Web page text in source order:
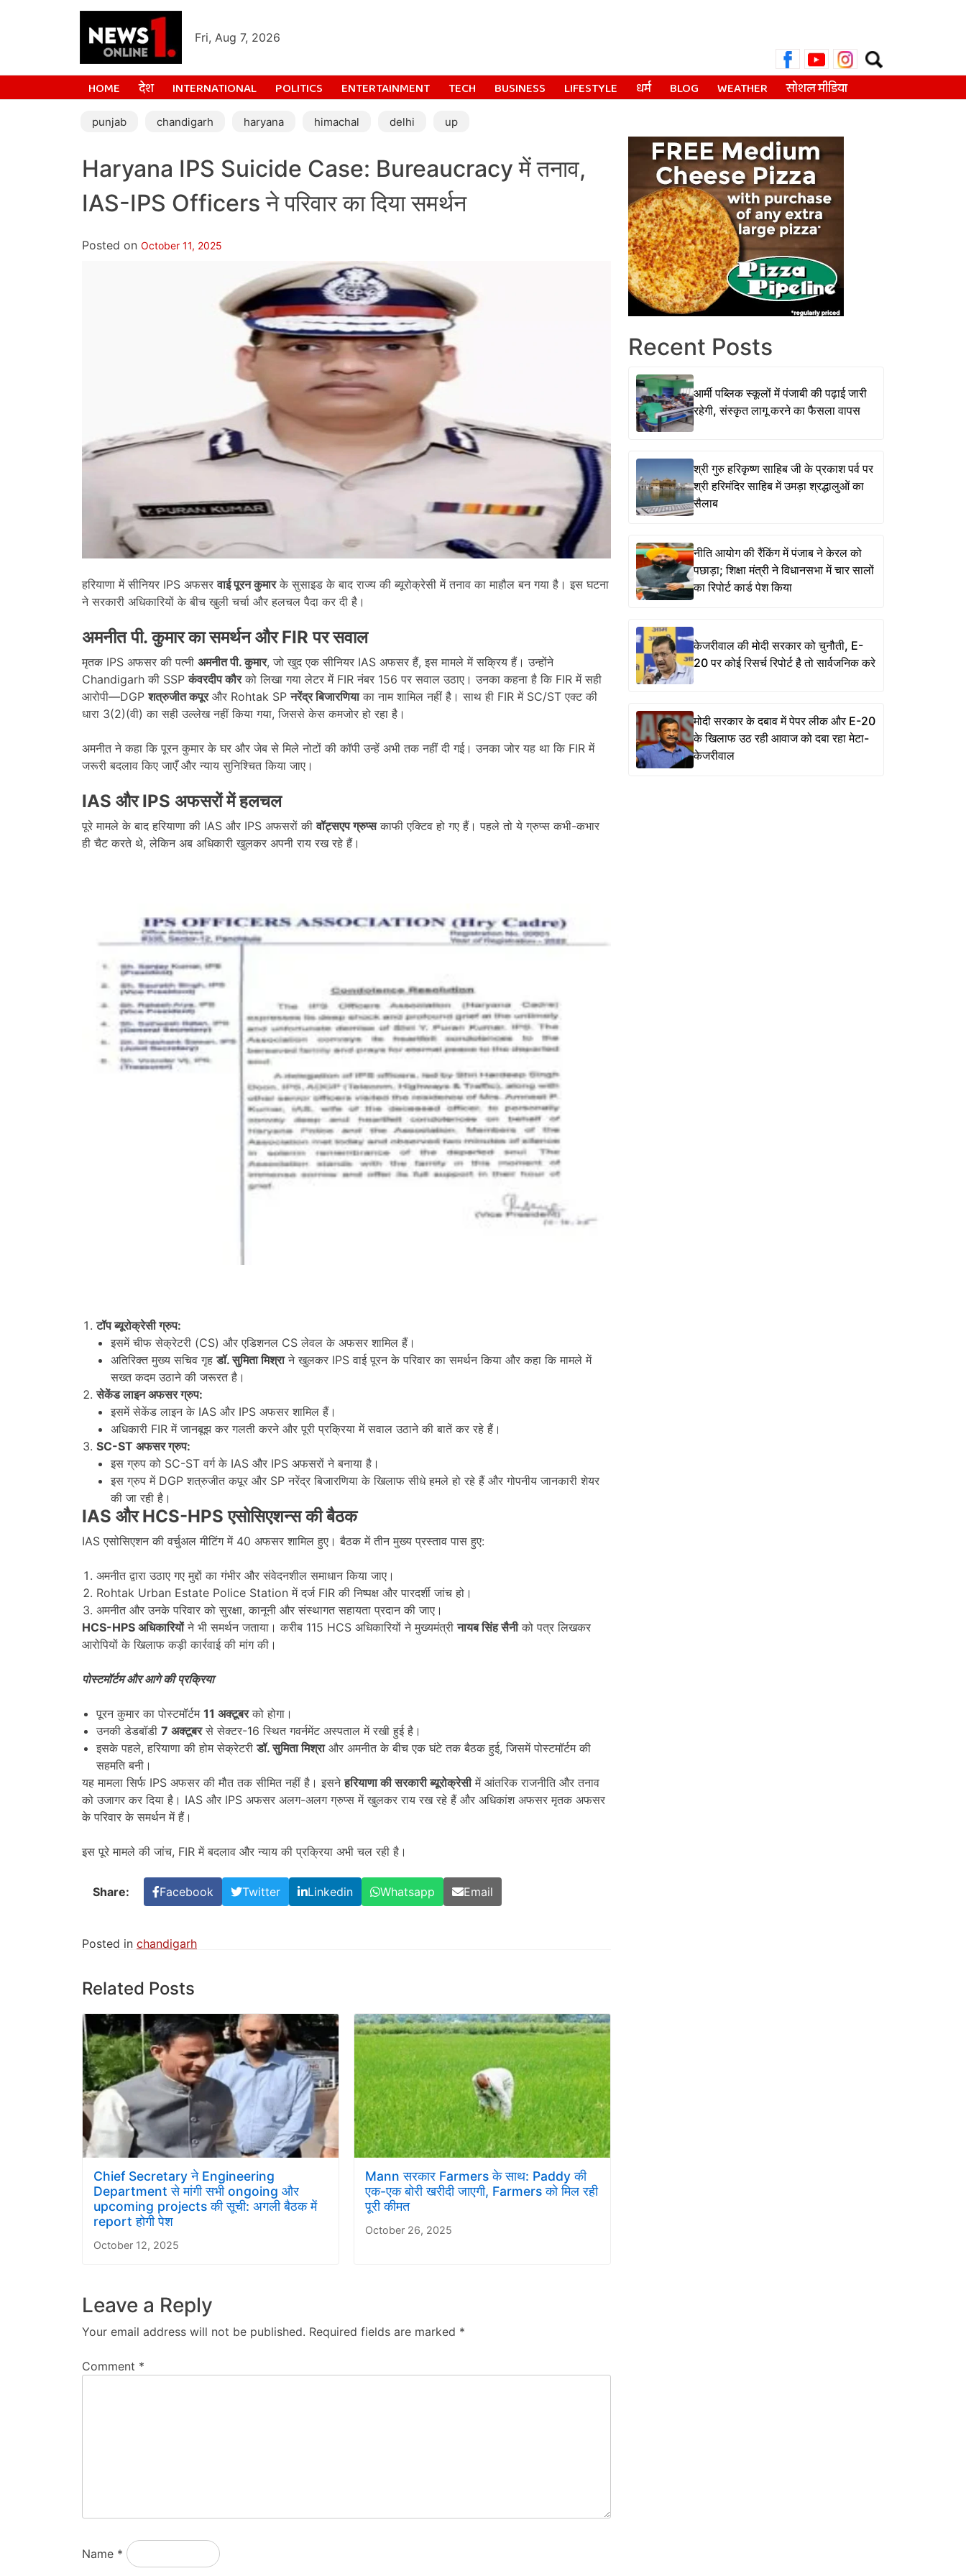
Fri, Aug 7, 2026
Search
for:
HOME देश INTERNATIONAL POLITICS ENTERTAINMENT TECH BUSINESS LIFESTYLE धर्म BLOG WEATHER सोशल मीडिया
punjab chandigarh haryana himachal delhi up
Haryana IPS Suicide Case: Bureaucracy में तनाव,
IAS-IPS Officers ने परिवार का दिया समर्थन
Posted on October 11, 2025
हरियाणा में सीनियर IPS अफसरवाई पूरन कुमारके सुसाइड के बाद राज्य की ब्यूरोक्रेसी में तनाव का माहौल बन गया है। इस घटना
ने सरकारी अधिकारियों के बीच खुली चर्चा और हलचल पैदा कर दी है।
अमनीत पी. कुमार का समर्थन औरFIR पर सवाल
मृतक IPS अफसर की पत्नी अमनीत पी. कुमार, जो खुद एक सीनियर IAS अफसर हैं, इस मामले में सक्रिय हैं। उन्होंने
Chandigarh की SSPकंवरदीप कौरको लिखा गया लेटर में FIR नंबर 156 पर सवाल उठाए। उनका कहना है कि FIR में सही
आरोपी—DGPशत्रुजीत कपूरऔर Rohtak SPनरेंद्र बिजारणियाका नाम शामिल नहीं है। साथ ही FIR में SC/ST एक्ट की
धारा 3(2)(वी) का सही उल्लेख नहीं किया गया, जिससे केस कमजोर हो रहा है।
अमनीत ने कहा कि पूरन कुमार के घर और जेब से मिले नोटों की कॉपी उन्हें अभी तक नहीं दी गई। उनका जोर यह था कि FIR में
जरूरी बदलाव किए जाएँ और न्याय सुनिश्चित किया जाए।
IAS और IPS अफसरों में हलचल
पूरे मामले के बाद हरियाणा की IAS और IPS अफसरों कीवॉट्सएप ग्रुप्सकाफी एक्टिव हो गए हैं। पहले तो ये ग्रुप्स कभी-कभार
ही चैट करते थे, लेकिन अब अधिकारी खुलकर अपनी राय रख रहे हैं।
टॉप ब्यूरोक्रेसी ग्रुप:
इसमें चीफ सेक्रेटरी (CS) और एडिशनल CS लेवल के अफसर शामिल हैं।
अतिरिक्त मुख्य सचिव गृहडॉ. सुमिता मिश्राने खुलकर IPS वाई पूरन के परिवार का समर्थन किया और कहा कि मामले में
सख्त कदम उठाने की जरूरत है।
सेकेंड लाइन अफसर ग्रुप:
इसमें सेकेंड लाइन के IAS और IPS अफसर शामिल हैं।
अधिकारी FIR में जानबूझ कर गलती करने और पूरी प्रक्रिया में सवाल उठाने की बातें कर रहे हैं।
SC-ST अफसर ग्रुप:
इस ग्रुप को SC-ST वर्ग के IAS और IPS अफसरों ने बनाया है।
इस ग्रुप में DGP शत्रुजीत कपूर और SP नरेंद्र बिजारणिया के खिलाफ सीधे हमले हो रहे हैं और गोपनीय जानकारी शेयर
की जा रही है।
IAS और HCS-HPS एसोसिएशन्स की बैठक
IAS एसोसिएशन की वर्चुअल मीटिंग में 40 अफसर शामिल हुए। बैठक में तीन मुख्य प्रस्ताव पास हुए:
अमनीत द्वारा उठाए गए मुद्दों का गंभीर और संवेदनशील समाधान किया जाए।
Rohtak Urban Estate Police Station में दर्ज FIR की निष्पक्ष और पारदर्शी जांच हो।
अमनीत और उनके परिवार को सुरक्षा, कानूनी और संस्थागत सहायता प्रदान की जाए।
HCS-HPS अधिकारियोंने भी समर्थन जताया। करीब 115 HCS अधिकारियों ने मुख्यमंत्रीनायब सिंह सैनीको पत्र लिखकर
आरोपियों के खिलाफ कड़ी कार्रवाई की मांग की।
पोस्टमॉर्टम और आगे की प्रक्रिया
पूरन कुमार का पोस्टमॉर्टम 11 अक्टूबरको होगा।
उनकी डेडबॉडी 7 अक्टूबरसे सेक्टर-16 स्थित गवर्नमेंट अस्पताल में रखी हुई है।
इसके पहले, हरियाणा की होम सेक्रेटरीडॉ. सुमिता मिश्राऔर अमनीत के बीच एक घंटे तक बैठक हुई, जिसमें पोस्टमॉर्टम की
सहमति बनी।
यह मामला सिर्फ IPS अफसर की मौत तक सीमित नहीं है। इसनेहरियाणा की सरकारी ब्यूरोक्रेसीमें आंतरिक राजनीति और तनाव
को उजागर कर दिया है। IAS और IPS अफसर अलग-अलग ग्रुप्स में खुलकर राय रख रहे हैं और अधिकांश अफसर मृतक अफसर
के परिवार के समर्थन में हैं।
इस पूरे मामले की जांच, FIR में बदलाव और न्याय की प्रक्रिया अभी चल रही है।
Share: Facebook Twitter Linkedin Whatsapp Email
Posted in chandigarh
Related Posts
Chief Secretary ने Engineering
Department से मांगी सभी ongoing और
upcoming projects की सूची: अगली बैठक में
report होगी पेश
October 12, 2025
Mann सरकार Farmers के साथ: Paddy की
एक-एक बोरी खरीदी जाएगी, Farmers को मिल रही
पूरी कीमत
October 26, 2025
Leave a Reply
Your email address will not be published. Required fields are marked *
Comment *
Name *
Recent Posts
आर्मी पब्लिक स्कूलों में पंजाबी की पढ़ाई जारी
रहेगी, संस्कृत लागू करने का फैसला वापस
श्री गुरु हरिकृष्ण साहिब जी के प्रकाश पर्व पर
श्री हरिमंदिर साहिब में उमड़ा श्रद्धालुओं का
सैलाब
नीति आयोग की रैंकिंग में पंजाब ने केरल को
पछाड़ा; शिक्षा मंत्री ने विधानसभा में चार सालों
का रिपोर्ट कार्ड पेश किया
केजरीवाल की मोदी सरकार को चुनौती, E-
20 पर कोई रिसर्च रिपोर्ट है तो सार्वजनिक करे
मोदी सरकार के दबाव में पेपर लीक और E-20
के खिलाफ उठ रही आवाज को दबा रहा मेटा-
केजरीवाल